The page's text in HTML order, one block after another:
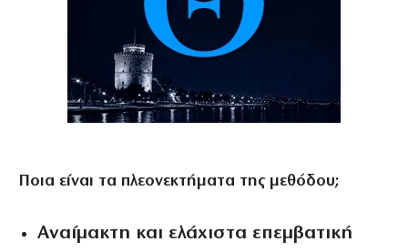
Ποια είναι τα πλεονεκτήματα της μεθόδου;
Αναίμακτη και ελάχιστα επεμβατική